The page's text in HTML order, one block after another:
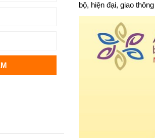
bộ, hiện đại, giao